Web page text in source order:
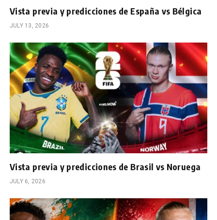
Vista previa y predicciones de España vs Bélgica
JULY 13, 2026
Vista previa y predicciones de Brasil vs Noruega
JULY 6, 2026